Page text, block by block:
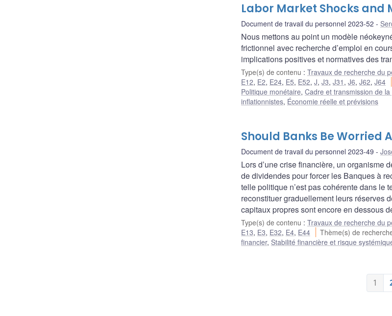
Labor Market Shocks and
Document de travail du personnel 2023-52
Nous mettons au point un modèle
frictionnel avec recherche d’emploi en
implications positives et normatives des
Type(s) de contenu : Travaux de recherche du
E12, E2, E24, E5, E52, J, J3, J31 , J6, J62, J64
Politique monétaire, Cadre et transmission de
inflationnistes, Économie réelle et prévisions
Should Banks Be Worried
Document de travail du personnel 2023-49
Lors d’une crise financière, un organisme
de dividendes pour forcer les Banques à
telle politique n’est pas cohérente dans le
reconstituer graduellement leurs réserves
capitaux propres sont encore en dessous
Type(s) de contenu : Travaux de recherche du
E13, E3, E32, E4, E44 Thème(s) de
financier, Stabilité financière et risque
1